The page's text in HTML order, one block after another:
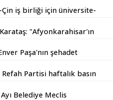
iş birliği için üniversite-
"Afyonkarahisar'ın
Paşa'nın şehadet
Partisi haftalık basın
Belediye Meclis